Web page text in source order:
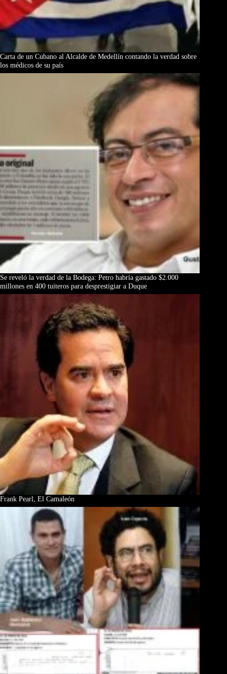
Carta de un Cubano al Alcalde de Medellín contando la verdad sobre
los médicos de su país
Se reveló la verdad de la Bodega: Petro habría gastado $2.000
millones en 400 tuiteros para desprestigiar a Duque
Frank Pearl, El Camaleón